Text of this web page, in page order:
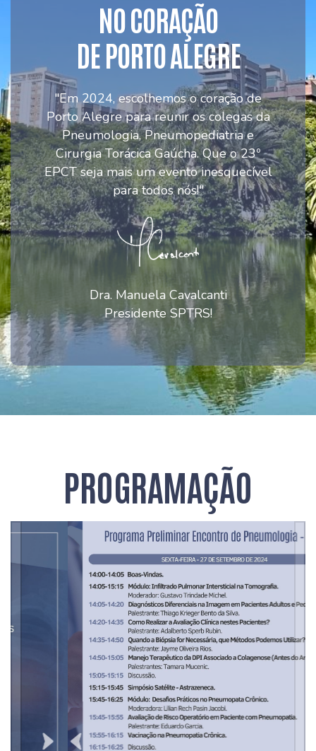
NO CORAÇÃO
DE PORTO ALEGRE
"Em 2024, escolhemos o coração de
Porto Alegre para reunir os colegas da
Pneumologia, Pneumopediatria e
Cirurgia Torácica Gaúcha. Que o 23º
EPCT seja mais um evento inesquecível
para todos nós!"
Dra. Manuela Cavalcanti
Presidente SPTRS!
PROGRAMAÇÃO
Anterior